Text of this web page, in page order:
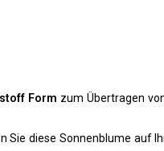
Form zum Übertragen
Sie diese Sonnenblume auf